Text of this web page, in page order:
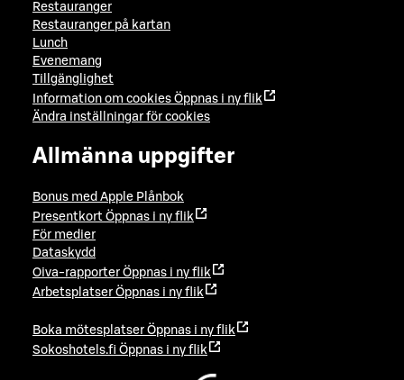
Restauranger
Restauranger på kartan
Lunch
Evenemang
Tillgänglighet
Information om cookies Öppnas i ny flik
Ändra inställningar för cookies
Allmänna uppgifter
Bonus med Apple Plånbok
Presentkort Öppnas i ny flik
För medier
Dataskydd
Oiva-rapporter Öppnas i ny flik
Arbetsplatser Öppnas i ny flik
Boka mötesplatser Öppnas i ny flik
Sokoshotels.fi Öppnas i ny flik